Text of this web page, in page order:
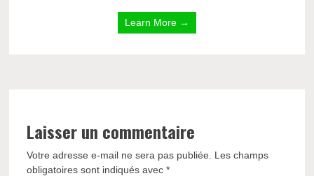
Learn More →
Laisser un commentaire
Votre adresse e-mail ne sera pas publiée.
Les champs
obligatoires sont indiqués avec*